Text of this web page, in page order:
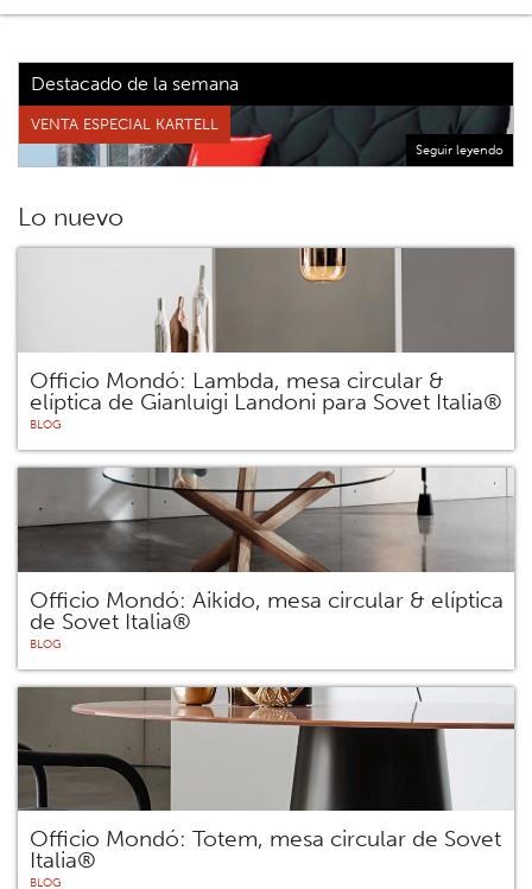
Destacado de la semana
VENTA ESPECIAL KARTELL
Seguir leyendo
Lo nuevo
Officio Mondó: Lambda, mesa circular &
elíptica de Gianluigi Landoni para Sovet Italia®
BLOG
Officio Mondó: Aikido, mesa circular & elíptica
de Sovet Italia®
BLOG
Officio Mondó: Totem, mesa circular de Sovet
Italia®
BLOG